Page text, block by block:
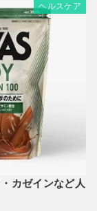
ヘルスケア
カゼインなど人